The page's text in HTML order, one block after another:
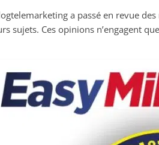
a passé en revue
sujets. Ces opinions n’engagent